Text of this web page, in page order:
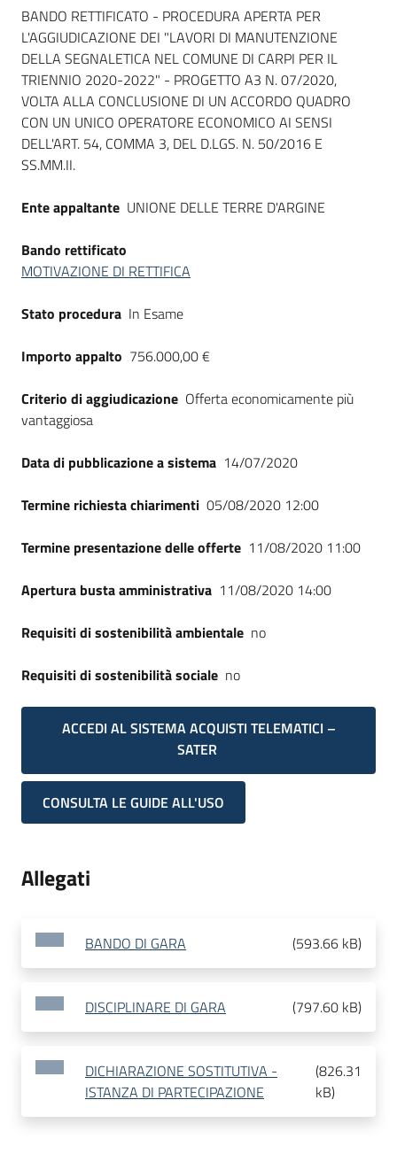
Dati del bando
BANDO RETTIFICATO - PROCEDURA APERTA PER
L'AGGIUDICAZIONE DEI "LAVORI DI MANUTENZIONE
DELLA SEGNALETICA NEL COMUNE DI CARPI PER IL
TRIENNIO 2020-2022" - PROGETTO A3 N. 07/2020,
VOLTA ALLA CONCLUSIONE DI UN ACCORDO QUADRO
CON UN UNICO OPERATORE ECONOMICO AI SENSI
DELL'ART. 54, COMMA 3, DEL D.LGS. N. 50/2016 E
SS.MM.II.
Ente appaltante UNIONE DELLE TERRE D'ARGINE
Bando rettificato
MOTIVAZIONE DI RETTIFICA
Stato procedura In Esame
Importo appalto 756.000,00 €
Criterio di aggiudicazione Offerta economicamente più
vantaggiosa
Data di pubblicazione a sistema 14/07/2020
Termine richiesta chiarimenti 05/08/2020 12:00
Termine presentazione delle offerte 11/08/2020 11:00
Apertura busta amministrativa 11/08/2020 14:00
Requisiti di sostenibilità ambientale no
Requisiti di sostenibilità sociale no
ACCEDI AL SISTEMA ACQUISTI TELEMATICI –
SATER
CONSULTA LE GUIDE ALL'USO
Allegati
BANDO DI GARA (593.66 kB)
DISCIPLINARE DI GARA (797.60 kB)
DICHIARAZIONE SOSTITUTIVA -
ISTANZA DI PARTECIPAZIONE
(826.31
kB)